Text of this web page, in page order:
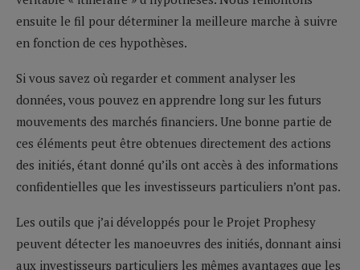
ensuite le fil pour déterminer la meilleure marche à suivre
en fonction de ces hypothèses.
Si vous savez où regarder et comment analyser les
données, vous pouvez en apprendre long sur les futurs
mouvements des marchés financiers. Une bonne partie de
ces éléments peut être obtenues directement des actions
des initiés, étant donné qu’ils ont accès à des informations
confidentielles que les investisseurs particuliers n’ont pas.
Les outils que j’ai développés pour le Projet Prophesy
peuvent détecter les manoeuvres des initiés, donnant ainsi
aux investisseurs particuliers les mêmes avantages que les